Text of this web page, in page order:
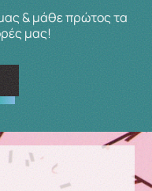
& μάθε πρώτος τα
μας!